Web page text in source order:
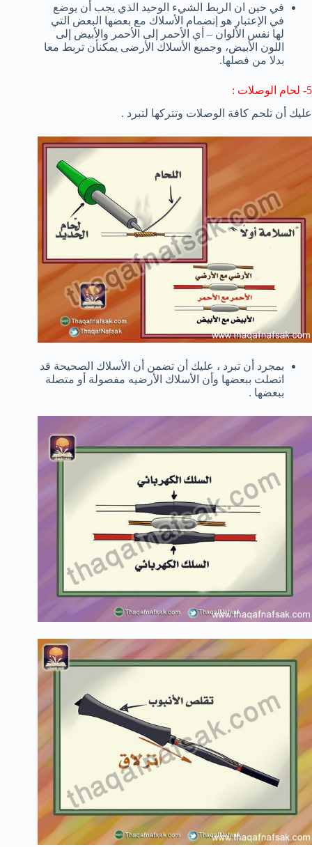
في حين ان الربط الشيء الوحيد الذي يجب أن يوضع
في الإعتبار هو إنضمام الأسلاك مع بعضها البعض التي
لها نفس الألوان – أي الأحمر إلى الأحمر والأبيض إلى
اللون الأبيض، وجميع الأسلاك الأرضى يمكنأن تربط معا
بدلا من فصلها.
5- لحام الوصلات :
عليك أن تلحم كافة الوصلات وتتركها لتبرد .
بمجرد أن تبرد ، عليك أن تضمن أن الأسلاك الصحيحة قد
اتصلت ببعضها وأن الأسلاك الأرضيه مفصولة أو متصلة
ببعضها .